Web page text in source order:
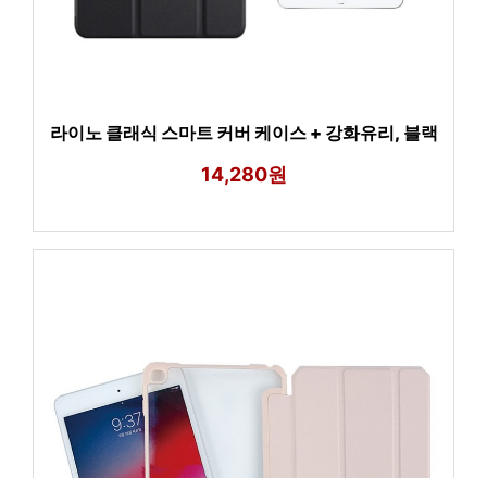
라이노 클래식 스마트 커버 케이스 + 강화유리, 블랙
14,280원